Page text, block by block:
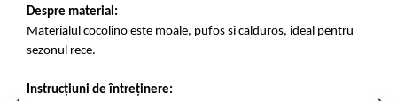
Despre material:
Materialul cocolino este moale, pufos si calduros, ideal pentru
sezonul rece.
Instrucțiuni de întreținere: